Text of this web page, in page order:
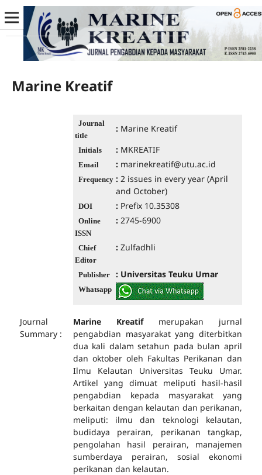
Marine Kreatif
Journal
title
: Marine Kreatif
Initials : MKREATIF
Email : marinekreatif@utu.ac.id
Frequency : 2 issues in every year (April
and October)
DOI : Prefix 10.35308
Online
ISSN
: 2745-6900
Chief
Editor
: Zulfadhli
Publisher : Universitas Teuku Umar
Whatsapp
Journal
Summary :
Marine Kreatifmerupakan jurnal
pengabdian masyarakat yang diterbitkan
dua kali dalam setahun pada bulan april
dan oktober oleh Fakultas Perikanan dan
Ilmu Kelautan Universitas Teuku Umar.
Artikel yang dimuat meliputi hasil-hasil
pengabdian kepada masyarakat yang
berkaitan dengan kelautan dan perikanan,
meliputi: ilmu dan teknologi kelautan,
budidaya perairan, perikanan tangkap,
pengolahan hasil perairan, manajemen
sumberdaya perairan, sosial ekonomi
perikanan dan kelautan.